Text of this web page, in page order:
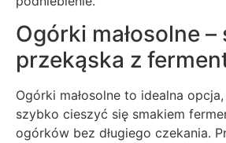
Ogórki małosolne –
przekąska z
Ogórki małosolne to idealna
szybko cieszyć się smakiem
ogórków bez długiego czekania.